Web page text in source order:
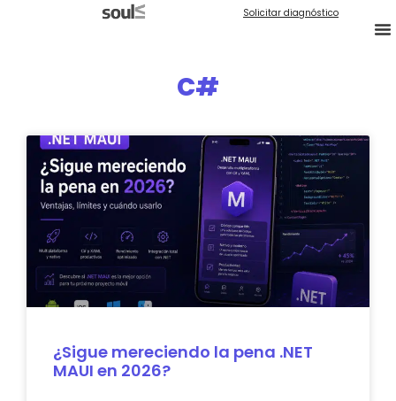
Solicitar diagnóstico
C#
¿Sigue mereciendo la pena .NET
MAUI en 2026?